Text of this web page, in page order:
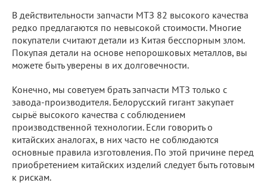
В действительности запчасти МТЗ 82 высокого качества
редко предлагаются по невысокой стоимости. Многие
покупатели считают детали из Китая бесспорным злом.
Покупая детали на основе непорошковых металлов, вы
можете быть уверены в их долговечности.
Конечно, мы советуем брать запчасти МТЗ только с
завода-производителя. Белорусский гигант закупает
сырьё высокого качества с соблюдением
производственной технологии. Если говорить о
китайских аналогах, в них часто не соблюдаются
основные правила изготовления. По этой причине перед
приобретением китайских изделий следует быть готовым
к рискам.